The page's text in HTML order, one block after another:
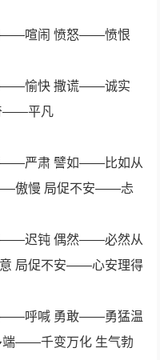
——喧闹 愤怒——愤恨
——愉快 撒谎——诚实
——平凡
——严肃 譬如——比如从
傲慢 局促不安——忐
——迟钝 偶然——必然从
局促不安——心安理得
——呼喊 勇敢——勇猛温
——千变万化 生气勃